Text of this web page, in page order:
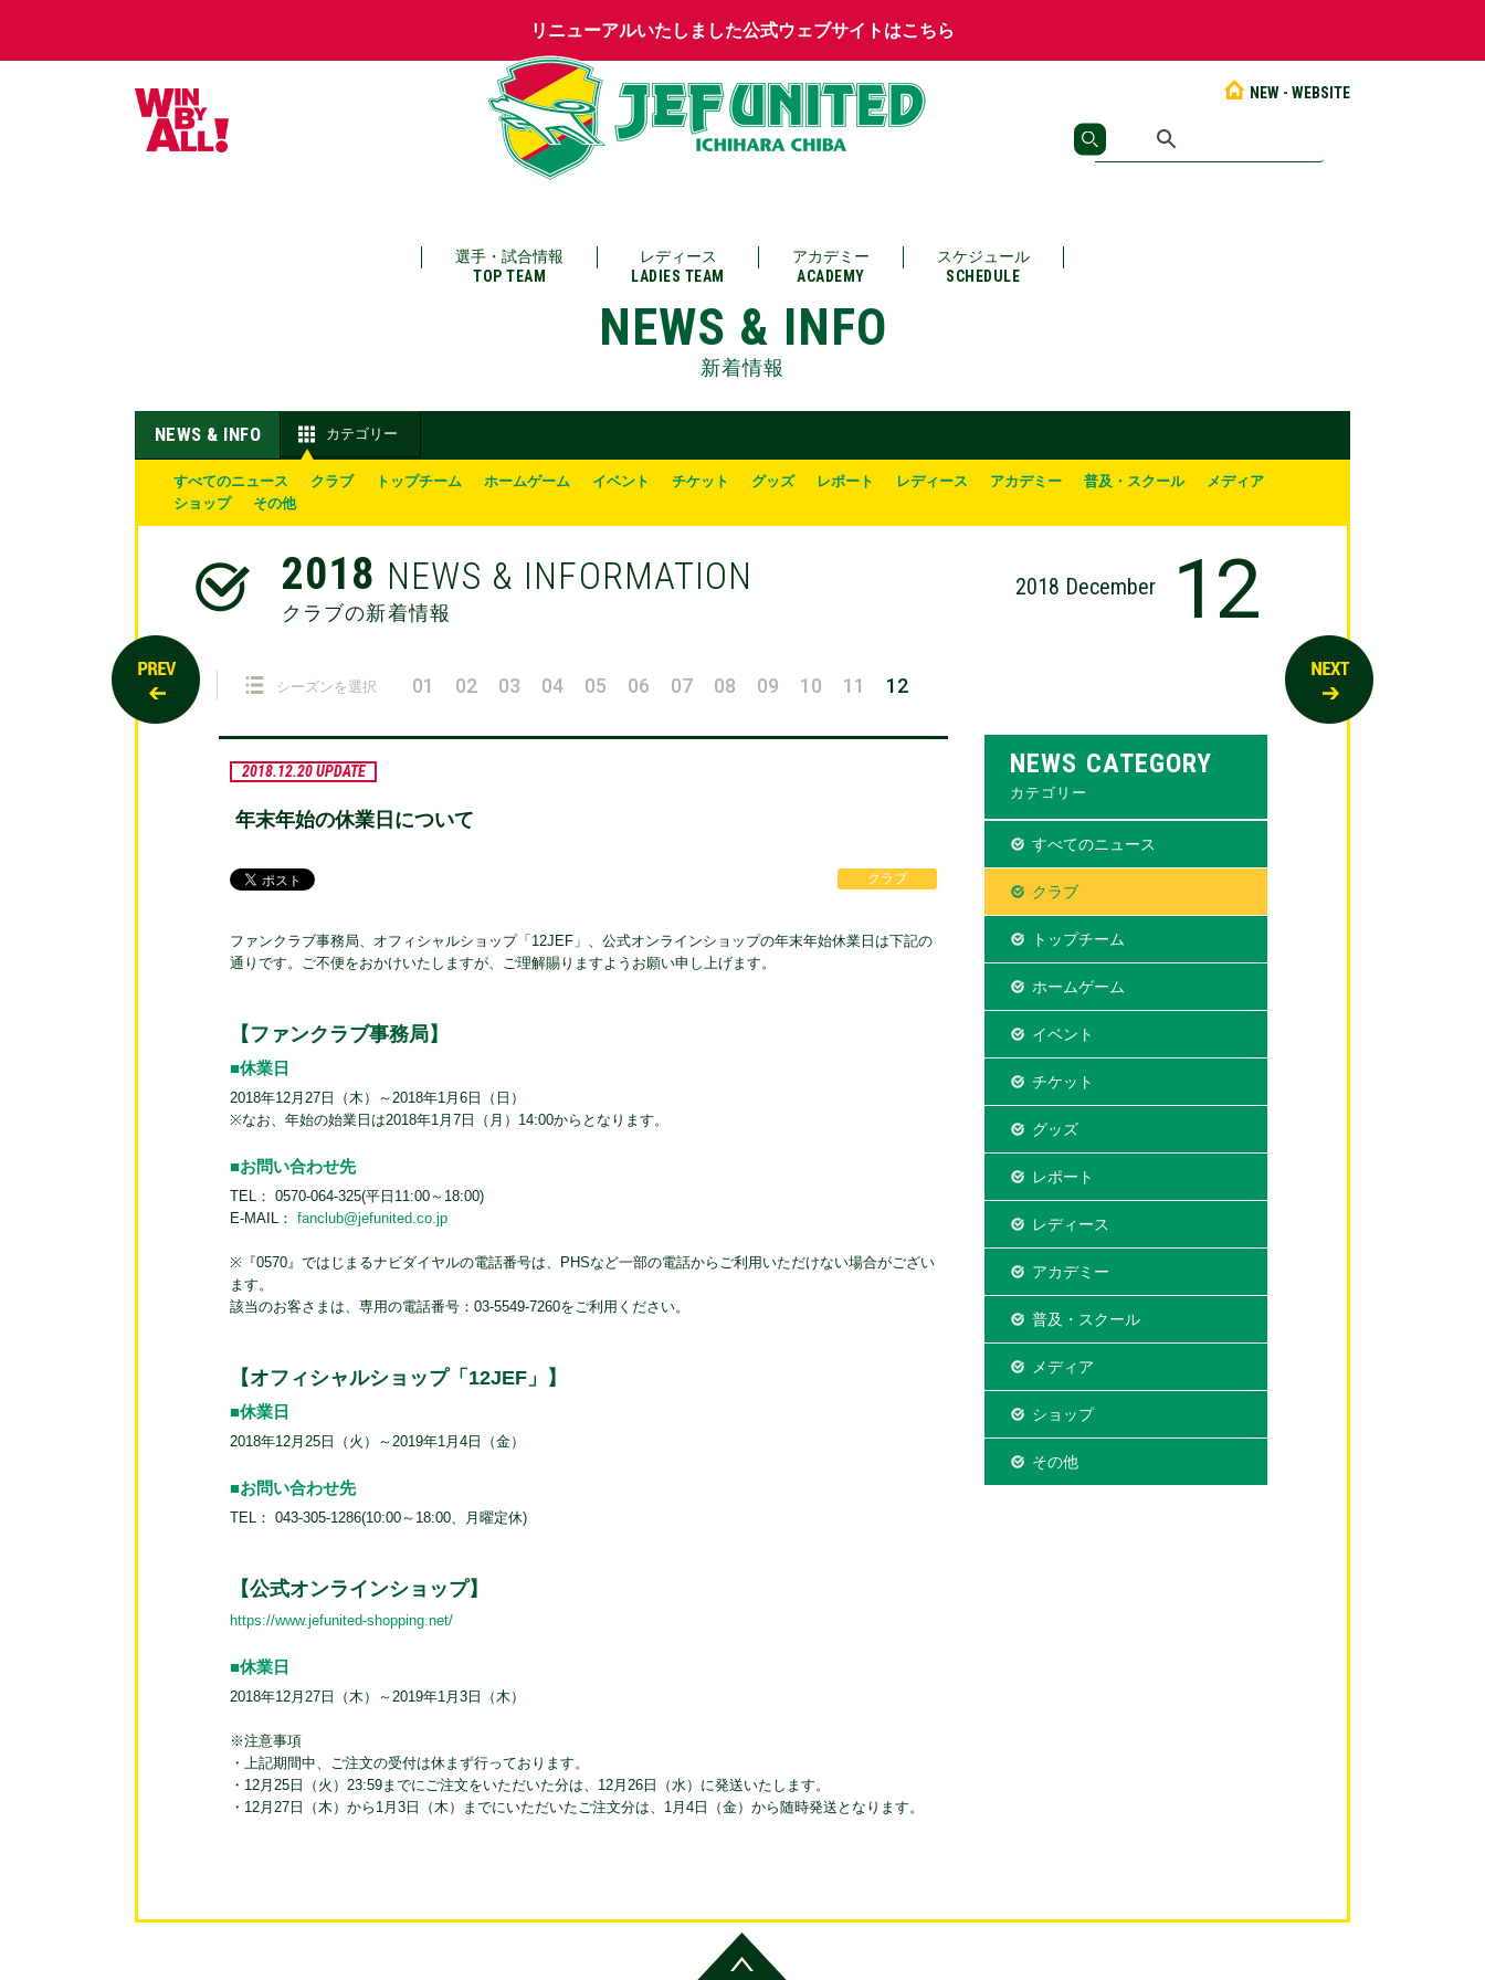
リニューアルいたしました公式ウェブサイトはこちら
NEW - WEBSITE
選手・試合情報
TOP TEAM
レディース
LADIES TEAM
アカデミー
ACADEMY
スケジュール
SCHEDULE
NEWS & INFO
新着情報
NEWS & INFO カテゴリー
すべてのニュース クラブ トップチーム ホームゲーム イベント チケット グッズ レポート レディース アカデミー 普及・スクール
メディア
ショップ
その他
2018 NEWS & INFORMATION
クラブの新着情報
2018 December 12
シーズンを選択 01 02 03 04 05 06 07 08 09 10 11 12
2018.12.20 UPDATE
年末年始の休業日について
クラブ
ファンクラブ事務局、オフィシャルショップ「12JEF」、公式オンラインショップの年末年始休業日は下記の
通りです。ご不便をおかけいたしますが、ご理解賜りますようお願い申し上げます。
【ファンクラブ事務局】
■休業日
2018年12月27日（木）～2018年1月6日（日）
※なお、年始の始業日は2018年1月7日（月）14:00からとなります。
■お問い合わせ先
TEL： 0570-064-325(平日11:00～18:00)
E-MAIL： fanclub@jefunited.co.jp
※『0570』ではじまるナビダイヤルの電話番号は、PHSなど一部の電話からご利用いただけない場合がござい
ます。
該当のお客さまは、専用の電話番号：03-5549-7260をご利用ください。
【オフィシャルショップ「12JEF」】
■休業日
2018年12月25日（火）～2019年1月4日（金）
■お問い合わせ先
TEL： 043-305-1286(10:00～18:00、月曜定休)
【公式オンラインショップ】
https://www.jefunited-shopping.net/
■休業日
2018年12月27日（木）～2019年1月3日（木）
※注意事項
・上記期間中、ご注文の受付は休まず行っております。
・12月25日（火）23:59までにご注文をいただいた分は、12月26日（水）に発送いたします。
・12月27日（木）から1月3日（木）までにいただいたご注文分は、1月4日（金）から随時発送となります。
NEWS CATEGORY
カテゴリー
すべてのニュース
クラブ
トップチーム
ホームゲーム
イベント
チケット
グッズ
レポート
レディース
アカデミー
普及・スクール
メディア
ショップ
その他